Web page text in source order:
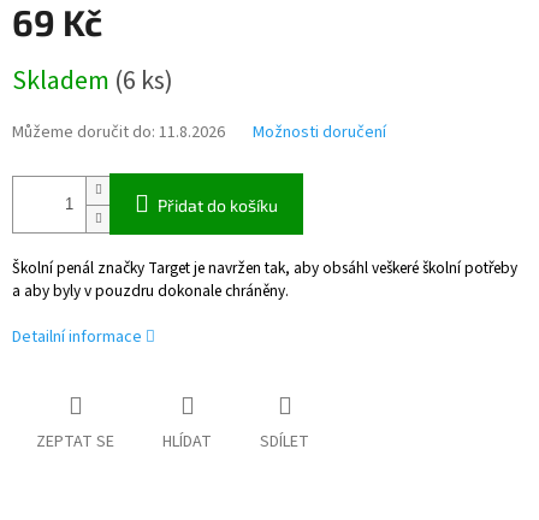
69 Kč
cena:
Skladem (6 ks)
Můžeme doručit do: 11.8.2026 Možnosti doručení
Přidat do košíku
Školní penál značky Target je navržen tak, aby obsáhl veškeré školní potřeby
a aby byly v pouzdru dokonale chráněny.
Detailní informace
ZEPTAT SE HLÍDAT SDÍLET